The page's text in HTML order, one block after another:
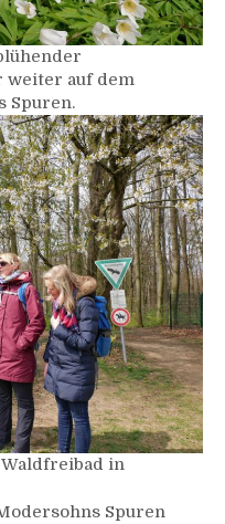
weiter auf dem
Spuren.
in
Spuren